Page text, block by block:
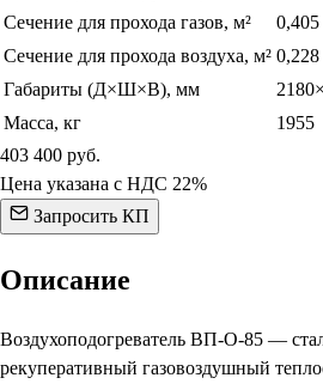
Сечение для прохода газов, м²
0,405
Сечение для прохода воздуха, м² 0,228
Габариты (Д×Ш×В), мм
Масса, кг
1955
403 400 руб.
Цена указана с НДС 22%
Запросить КП
Описание
Воздухоподогреватель ВП-О-85 —
рекуперативный газовоздушный